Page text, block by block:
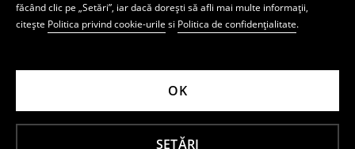
făcând clic pe „Setări”, iar dacă dorești să afli mai multe informații,
citește Politica privind cookie-urile si Politica de confidențialitate.
SETĂRI
OK
Social media
LPP ROMANIA FASHION S.R.L., având sediul în București Calea Griviței, nr.
84-98 și 100-102, The Mark Tower, Aripa de Est, etaj 6, Sector 1,
înmatriculată la Registrul Comerţului din Bucureşti sub nr. J40/17329/2007
având CUI: RO22418650 (numit în cele ce urmează şi LPP RO)